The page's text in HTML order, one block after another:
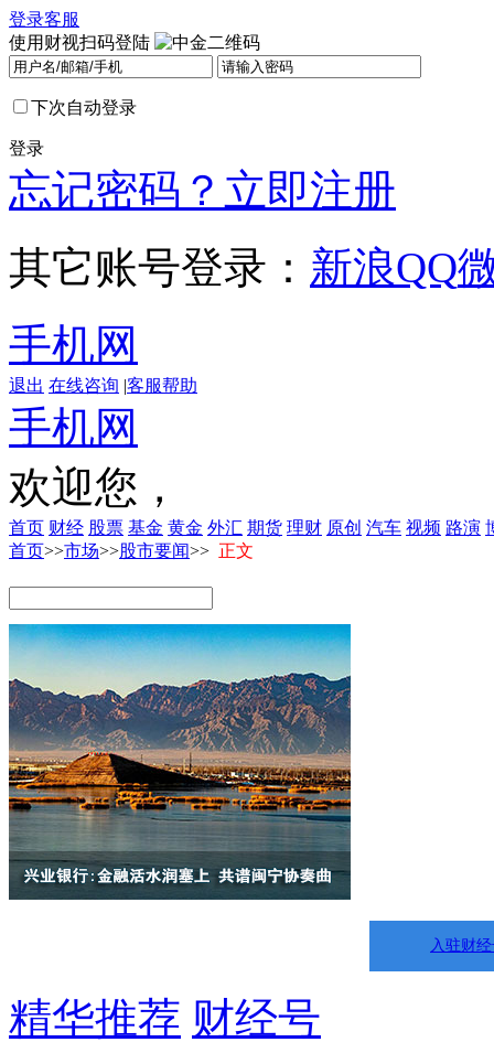
登录客服
使用财视扫码登陆
下次自动登录
登录
忘记密码？ 立即注册
其它账号登录： 新浪QQ
手机网
退出 在线咨询 |客服帮助
手机网
欢迎您，
首页 财经 股票 基金 黄金 外汇 期货 理财 原创 汽车 视频 路演
首页>>市场>>股市要闻>> 正文
入驻财
精华推荐 财经号